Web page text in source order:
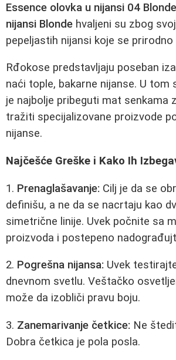
Essence olovka u nijansi 04 Blonde
nijansi Blonde hvaljeni su zbog
pepeljastih nijansi koje se prirodno
Rđokose predstavljaju poseban
naći tople, bakarne nijanse. U tom
je najbolje pribeguti mat senkama
tražiti specijalizovane proizvode
nijanse.
Najčešće Greške i Kako Ih
1. Prenaglašavanje: Cilj je da se
definišu, a ne da se nacrtaju kao
simetrične linije. Uvek počnite sa
proizvoda i postepeno
2. Pogrešna nijansa: Uvek
dnevnom svetlu. Veštačko
može da izobliči pravu boju.
3. Zanemarivanje četkice: Ne
Dobra četkica je pola posla.